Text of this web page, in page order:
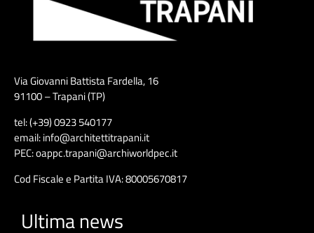
Via Giovanni Battista Fardella, 16
91100 – Trapani (TP)
tel: (+39) 0923 540177
email: info@architettitrapani.it
PEC: oappc.trapani@archiworldpec.it
Cod Fiscale e Partita IVA: 80005670817
Ultima news